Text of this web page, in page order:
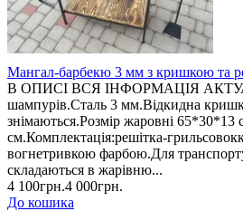
Мангал-барбекю 3 мм з кришкою та
В ОПИСІ ВСЯ ІНФОРМАЦІЯ
шампурів.Сталь 3 мм.Відкидна
знімаються.Розмір жаровні 65*30*13
см.Комплектація:решітка-
вогнетривкою фарбою.Для
складаються в жарівню...
4 100грн.4 000грн.
До кошика